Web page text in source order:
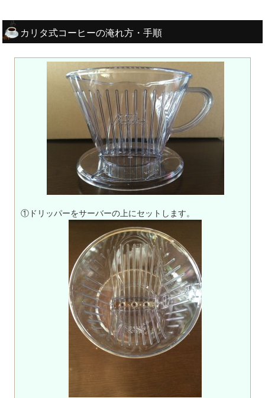
カリタ式コーヒーの淹れ方・手順
①ドリッパーをサーバーの上にセットします。